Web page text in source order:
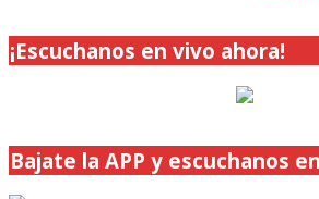
¡Escuchanos en vivo ahora!
Bajate la APP y escuchanos